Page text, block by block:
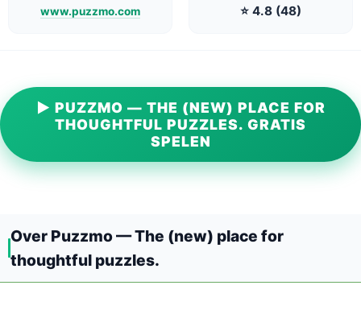
www.puzzmo.com ⭐ 4.8 (48)
▶ PUZZMO — THE (NEW) PLACE FOR
THOUGHTFUL PUZZLES. GRATIS
SPELEN
Over Puzzmo — The (new) place for
thoughtful puzzles.